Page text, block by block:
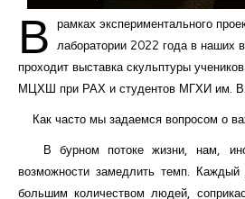
В рамках экспериментального
лаборатории 2022 года в наших
проходит выставка скульптуры
МЦХШ при РАХ и студентов МГХИ им.
Как часто мы задаемся вопросом о
В бурном потоке жизни, нам,
возможности замедлить темп.
большим количеством людей,